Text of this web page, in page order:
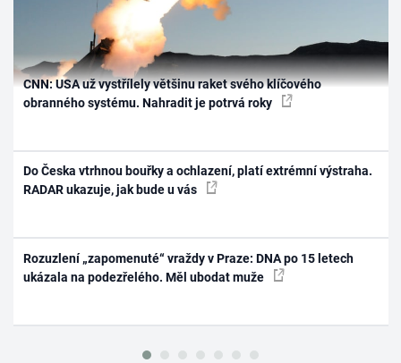
CNN: USA už vystřílely většinu raket svého klíčového
obranného systému. Nahradit je potrvá roky
Do Česka vtrhnou bouřky a ochlazení, platí extrémní výstraha.
RADAR ukazuje, jak bude u vás
Rozuzlení „zapomenuté“ vraždy v Praze: DNA po 15 letech
ukázala na podezřelého. Měl ubodat muže